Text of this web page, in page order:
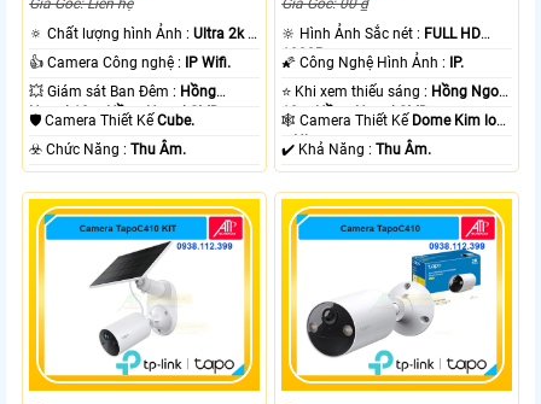
Giá Gốc: Liên hệ
🔅 Chất lượng hình Ảnh :Ultra 2k +
.
👍 Camera Công nghệ :
IP Wifi.
💥 Giám sát Ban Đêm : Hồng
Ngoại 10m Hồng Ngoại SMD.
🛡 Camera Thiết KếCube.
️☣️ Chức Năng :Thu Âm.
Giá Gốc: 00 ₫
🔆 Hình Ảnh Sắc nét : FULL HD
1080P .
🌠 Công Nghệ Hình Ảnh :
IP.
⭐ Khi xem thiếu sáng : Hồng Ngoại
10m Hồng Ngoại SMD.
🕸️ Camera Thiết Kế Dome Kim loại
+ Nhựa.
️✔️ Khả Năng :Thu Âm.